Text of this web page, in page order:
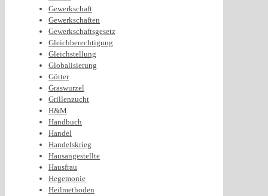
Gewerkschaft
Gewerkschaften
Gewerkschaftsgesetz
Gleichberechtigung
Gleichstellung
Globalisierung
Götter
Graswurzel
Grillenzucht
H&M
Handbuch
Handel
Handelskrieg
Hausangestellte
Hausfrau
Hegemonie
Heilmethoden